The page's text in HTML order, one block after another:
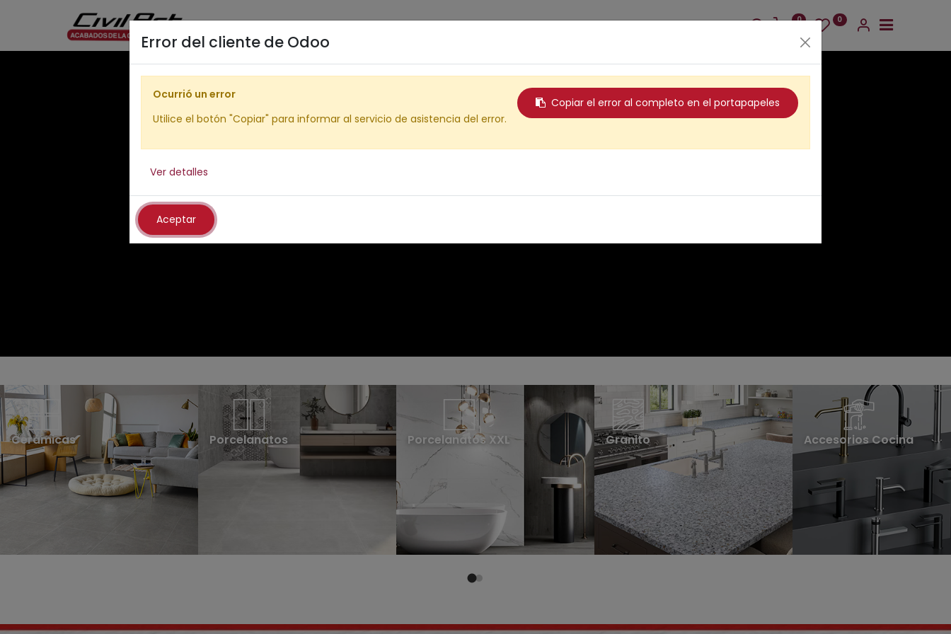
Inicio Blog Contáctenos 0 0
Cerámicas Porcelanatos Porcelanatos XXL Granito Accesorios Cocina
Error del cliente de Odoo
Aceptar
Copiar el error al completo en el portapapeles
Ocurrió un error
Utilice el botón "Copiar" para informar al servicio de asistencia del error.
Ver detalles